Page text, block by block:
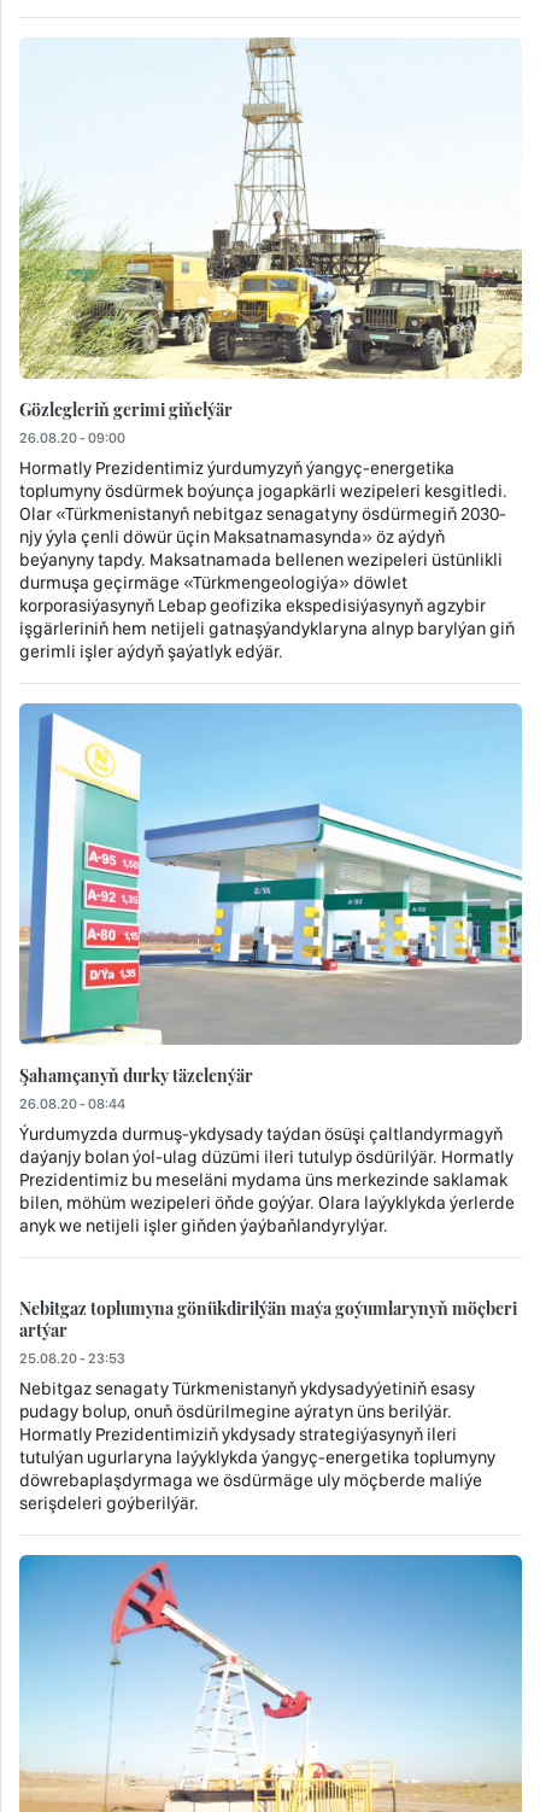
Gözlegleriň gerimi giňelýär
26.08.20 - 09:00
Hormatly Prezidentimiz ýurdumyzyň ýangyç-energetika
toplumyny ösdürmek boýunça jogapkärli wezipeleri kesgitledi.
Olar «Türkmenistanyň nebitgaz senagatyny ösdürmegiň 2030-
njy ýyla çenli döwür üçin Maksatnamasynda» öz aýdyň
beýanyny tapdy. Maksatnamada bellenen wezipeleri üstünlikli
durmuşa geçirmäge «Türkmengeologiýa» döwlet
korporasiýasynyň Lebap geofizika ekspedisiýasynyň agzybir
işgärleriniň hem netijeli gatnaşýandyklaryna alnyp barylýan giň
gerimli işler aýdyň şaýatlyk edýär.
Şahamçanyň durky täzelenýär
26.08.20 - 08:44
Ýurdumyzda durmuş-ykdysady taýdan ösüşi çaltlandyrmagyň
daýanjy bolan ýol-ulag düzümi ileri tutulyp ösdürilýär. Hormatly
Prezidentimiz bu meseläni mydama üns merkezinde saklamak
bilen, möhüm wezipeleri öňde goýýar. Olara laýyklykda ýerlerde
anyk we netijeli işler giňden ýaýbaňlandyrylýar.
Nebitgaz toplumyna gönükdirilýän maýa goýumlarynyň möçberi
artýar
25.08.20 - 23:53
Nebitgaz senagaty Türkmenistanyň ykdysadyýetiniň esasy
pudagy bolup, onuň ösdürilmegine aýratyn üns berilýär.
Hormatly Prezidentimiziň ykdysady strategiýasynyň ileri
tutulýan ugurlaryna laýyklykda ýangyç-energetika toplumyny
döwrebaplaşdyrmaga we ösdürmäge uly möçberde maliýe
serişdeleri goýberilýär.